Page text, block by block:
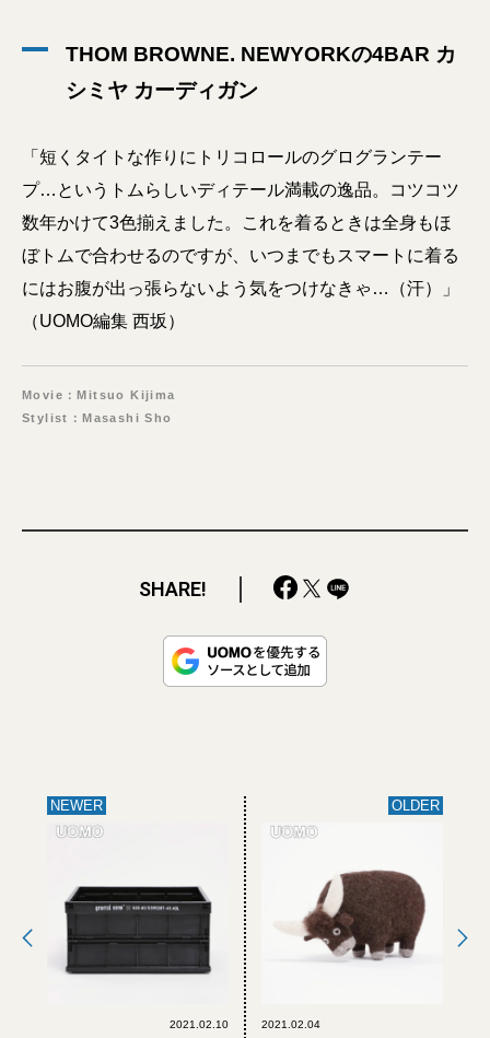
THOM BROWNE. NEWYORKの4BAR カ
シミヤ カーディガン
「短くタイトな作りにトリコロールのグログランテー
プ…というトムらしいディテール満載の逸品。コツコツ
数年かけて3色揃えました。これを着るときは全身もほ
ぼトムで合わせるのですが、いつまでもスマートに着る
にはお腹が出っ張らないよう気をつけなきゃ…（汗）」
（UOMO編集 西坂）
Movie：Mitsuo Kijima
Stylist：Masashi Sho
SHARE!
NEWER
2021.02.10
OLDER
2021.02.04